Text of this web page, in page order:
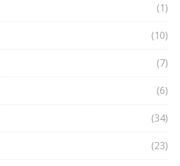
(1)
(10)
(7)
(6)
(34)
(23)